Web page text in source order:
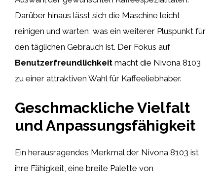
Darüber hinaus lässt sich die Maschine leicht
reinigen und warten, was ein weiterer Pluspunkt für
den täglichen Gebrauch ist. Der Fokus auf
Benutzerfreundlichkeit macht die Nivona 8103
zu einer attraktiven Wahl für Kaffeeliebhaber.
Geschmackliche Vielfalt
und Anpassungsfähigkeit
Ein herausragendes Merkmal der Nivona 8103 ist
ihre Fähigkeit, eine breite Palette von